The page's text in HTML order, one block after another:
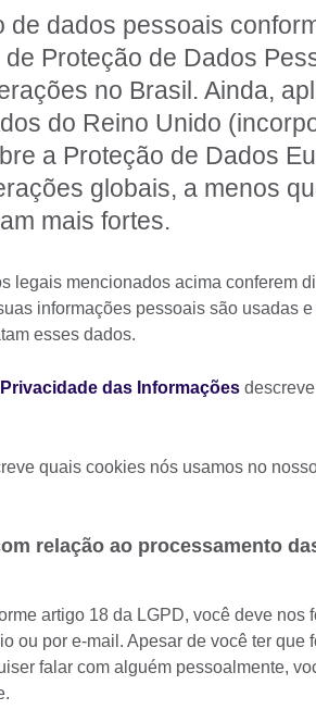
de dados pessoais
Proteção de Dados
no Brasil. Ainda,
do Reino Unido
a Proteção de Dados
globais, a menos
mais fortes.
legais mencionados acima conferem
informações pessoais são usadas
esses dados.
das Informações
quais cookies nós usamos no
relação ao processamento
artigo 18 da LGPD, você deve nos
ou por e-mail. Apesar de você ter que
falar com alguém pessoalmente,